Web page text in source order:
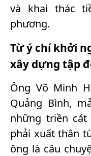
và khai thác
phương.
Từ ý chí khởi
xây dựng tập
Ông Võ Minh
Quảng Bình,
những triền cát
phải xuất thân
ông là câu